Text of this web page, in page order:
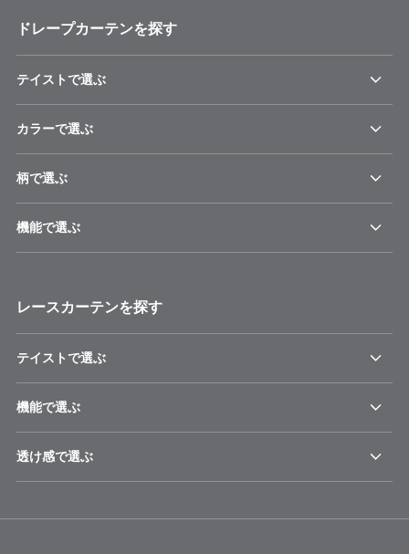
ドレープカーテンを探す
テイストで選ぶ
カラーで選ぶ
柄で選ぶ
機能で選ぶ
レースカーテンを探す
テイストで選ぶ
機能で選ぶ
透け感で選ぶ